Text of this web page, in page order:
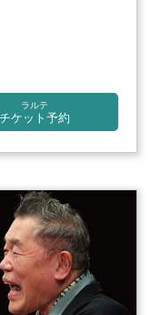
ラルテ
チケット予約